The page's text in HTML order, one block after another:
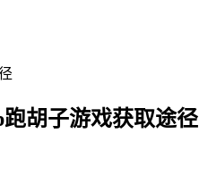
胡子游戏获取途径